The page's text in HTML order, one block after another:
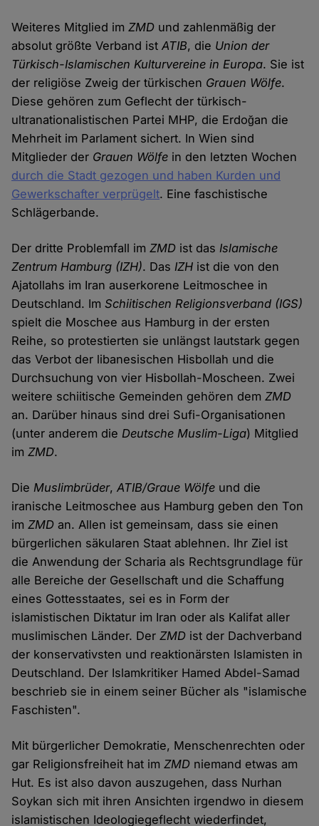
Weiteres Mitglied imZMD und zahlenmäßig der
absolut größte Verband istATIB, die Union der
Türkisch-Islamischen Kulturvereine in Europa. Sie ist
der religiöse Zweig der türkischen Grauen Wölfe.
Diese gehören zum Geflecht der türkisch-
ultranationalistischen Partei MHP, die Erdoğan die
Mehrheit im Parlament sichert. In Wien sind
Mitglieder der Grauen Wölfe in den letzten Wochen
durch die Stadt gezogen und haben Kurden und
Gewerkschafter verprügelt. Eine faschistische
Schlägerbande.
Der dritte Problemfall imZMD ist dasIslamische
Zentrum Hamburg (IZH). DasIZH ist die von den
Ajatollahs im Iran auserkorene Leitmoschee in
Deutschland. ImSchiitischen Religionsverband (IGS)
spielt die Moschee aus Hamburg in der ersten
Reihe, so protestierten sie unlängst lautstark gegen
das Verbot der libanesischen Hisbollah und die
Durchsuchung von vier Hisbollah-Moscheen. Zwei
weitere schiitische Gemeinden gehören demZMD
an. Darüber hinaus sind drei Sufi-Organisationen
(unter anderem dieDeutsche Muslim-Liga) Mitglied
imZMD.
DieMuslimbrüder,ATIB/Graue Wölfe und die
iranische Leitmoschee aus Hamburg geben den Ton
imZMD an. Allen ist gemeinsam, dass sie einen
bürgerlichen säkularen Staat ablehnen. Ihr Ziel ist
die Anwendung der Scharia als Rechtsgrundlage für
alle Bereiche der Gesellschaft und die Schaffung
eines Gottesstaates, sei es in Form der
islamistischen Diktatur im Iran oder als Kalifat aller
muslimischen Länder. DerZMD ist der Dachverband
der konservativsten und reaktionärsten Islamisten in
Deutschland. Der Islamkritiker Hamed Abdel-Samad
beschrieb sie in einem seiner Bücher als "islamische
Faschisten".
Mit bürgerlicher Demokratie, Menschenrechten oder
gar Religionsfreiheit hat imZMD niemand etwas am
Hut. Es ist also davon auszugehen, dass Nurhan
Soykan sich mit ihren Ansichten irgendwo in diesem
islamistischen Ideologiegeflecht wiederfindet,